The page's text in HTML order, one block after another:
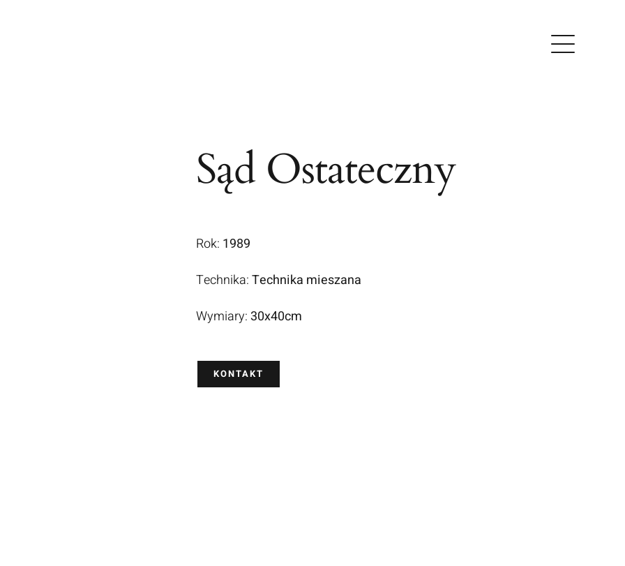
Sąd Ostateczny
Rok: 1989
Technika:Technika mieszana
Wymiary: 30x40cm
KONTAKT